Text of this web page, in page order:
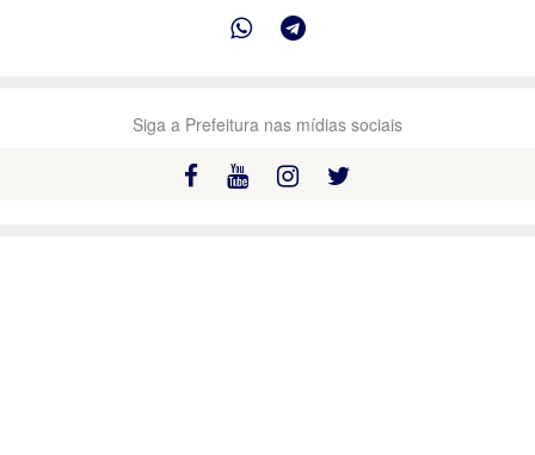
Siga a Prefeitura nas mídias sociais